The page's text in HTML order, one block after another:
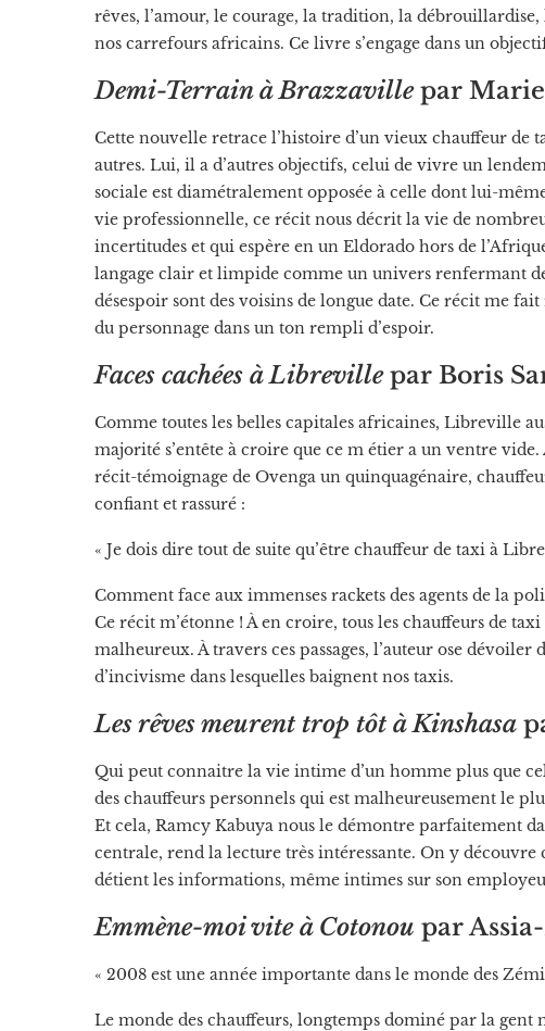
rêves, l’amour, le courage, la tradition, la
nos carrefours africains. Ce livre s’engage dans un
Demi-Terrain à Brazzavillepar
Cette nouvelle retrace l’histoire d’un vieux chauffeur de
autres. Lui, il a d’autres objectifs, celui de vivre un
sociale est diamétralement opposée à celle dont lui-
vie professionnelle, ce récit nous décrit la vie de
incertitudes et qui espère en un Eldorado hors de
langage clair et limpide comme un univers renfermant
désespoir sont des voisins de longue date. Ce récit me
du personnage dans un ton rempli d’espoir.
Faces cachées à Librevillepar Boris
Comme toutes les belles capitales africaines, Libreville
majorité s’entête à croire que ce m étier a un ventre
récit-témoignage de Ovenga un quinquagénaire,
confiant et rassuré :
« Je dois dire tout de suite qu’être chauffeur de taxi à
Comment face aux immenses rackets des agents de la
Ce récit m’étonne ! À en croire, tous les chauffeurs de
malheureux. À travers ces passages, l’auteur ose
d’incivisme dans lesquelles baignent nos taxis.
Les rêves meurent trop tôt à Kinshasa
Qui peut connaitre la vie intime d’un homme plus que
des chauffeurs personnels qui est malheureusement le
Et cela, Ramcy Kabuya nous le démontre parfaitement
centrale, rend la lecture très intéressante. On y
détient les informations, même intimes sur son
Emmène-moi vite à Cotonou par
« 2008 est une année importante dans le monde des
Le monde des chauffeurs, longtemps dominé par la gent